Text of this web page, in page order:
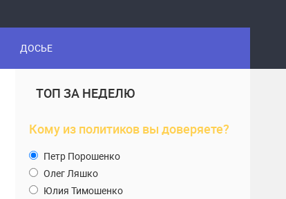
ДОСЬЕ
ТОП ЗА НЕДЕЛЮ
Кому из политиков вы доверяете?
Петр Порошенко
Олег Ляшко
Юлия Тимошенко